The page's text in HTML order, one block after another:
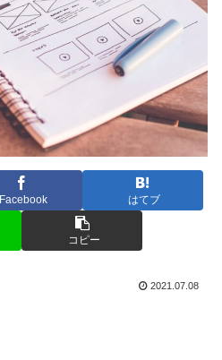
Facebook はてブ
コピー
2021.07.08